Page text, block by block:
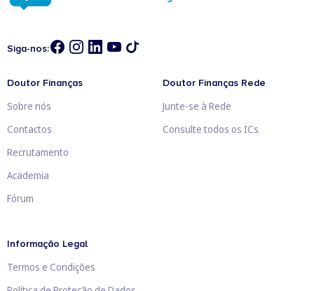
Siga-nos:
Doutor Finanças
Sobre nós
Contactos
Recrutamento
Academia
Fórum
Doutor Finanças Rede
Junte-se à Rede
Consulte todos os ICs
Informação Legal
Termos e Condições